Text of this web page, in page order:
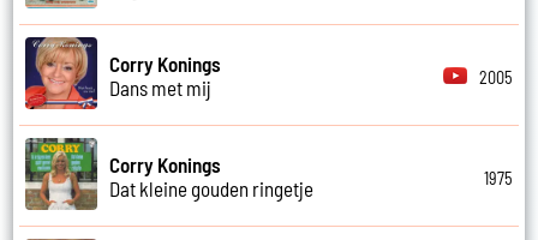
Corry Konings
Dans met mij
2005
Corry Konings
Dat kleine gouden ringetje
1975